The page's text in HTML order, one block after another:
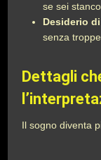
se sei stanco.
Desiderio
senza
Dettagli
Il sogno diventa